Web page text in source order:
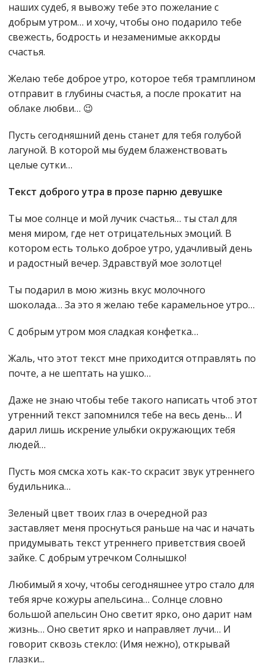
наших судеб, я вывожу тебе это пожелание с
добрым утром… и хочу, чтобы оно подарило тебе
свежесть, бодрость и незаменимые аккорды
счастья.
Желаю тебе доброе утро, которое тебя трамплином
отправит в глубины счастья, а после прокатит на
облаке любви… 😉
Пусть сегодняшний день станет для тебя голубой
лагуной. В которой мы будем блаженствовать
целые сутки…
Текст доброго утра в прозе парню девушке
Ты мое солнце и мой лучик счастья… ты стал для
меня миром, где нет отрицательных эмоций. В
котором есть только доброе утро, удачливый день
и радостный вечер. Здравствуй мое золотце!
Ты подарил в мою жизнь вкус молочного
шоколада… За это я желаю тебе карамельное утро…
С добрым утром моя сладкая конфетка…
Жаль, что этот текст мне приходится отправлять по
почте, а не шептать на ушко…
Даже не знаю чтобы тебе такого написать чтоб этот
утренний текст запомнился тебе на весь день… И
дарил лишь искрение улыбки окружающих тебя
людей…
Пусть моя смска хоть как-то скрасит звук утреннего
будильника…
Зеленый цвет твоих глаз в очередной раз
заставляет меня проснуться раньше на час и начать
придумывать текст утреннего приветствия своей
зайке. С добрым утречком Солнышко!
Любимый я хочу, чтобы сегодняшнее утро стало для
тебя ярче кожуры апельсина… Солнце словно
большой апельсин Оно светит ярко, оно дарит нам
жизнь… Оно светит ярко и направляет лучи… И
говорит сквозь стекло: (Имя нежно), открывай
глазки...